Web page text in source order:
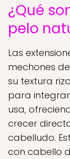
¿Qué
pelo
Las
mechones de
su textura
para
usa,
crecer
cabelludo.
con cabello